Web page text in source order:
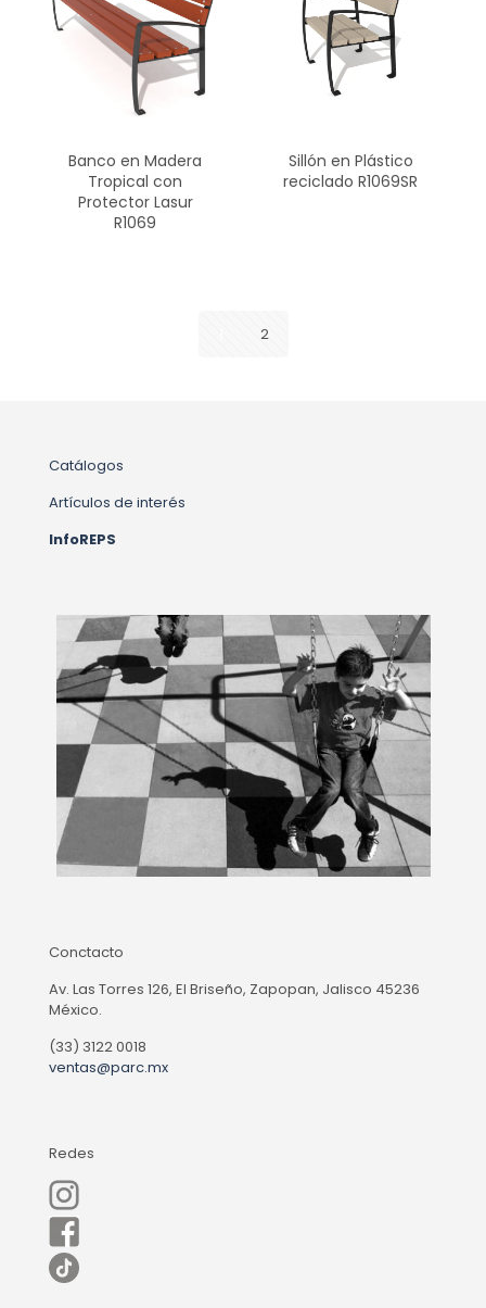
Banco en Madera
Tropical con
Protector Lasur
R1069
Sillón en Plástico
reciclado R1069SR
2
Catálogos
Artículos de interés
InfoREPS
Conctacto
Av. Las Torres 126, El Briseño, Zapopan, Jalisco 45236
México.
(33) 3122 0018
ventas@parc.mx
Redes